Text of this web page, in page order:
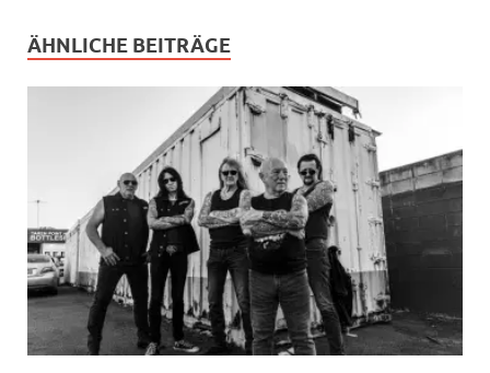
ÄHNLICHE BEITRÄGE